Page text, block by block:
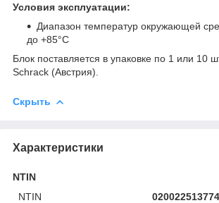
Условия эксплуатации:
Диапазон температур окружающей
до +85°C
Блок поставляется в упаковке по 1 или 10
Schrack (Австрия).
Скрыть
Характеристики
NTIN
NTIN